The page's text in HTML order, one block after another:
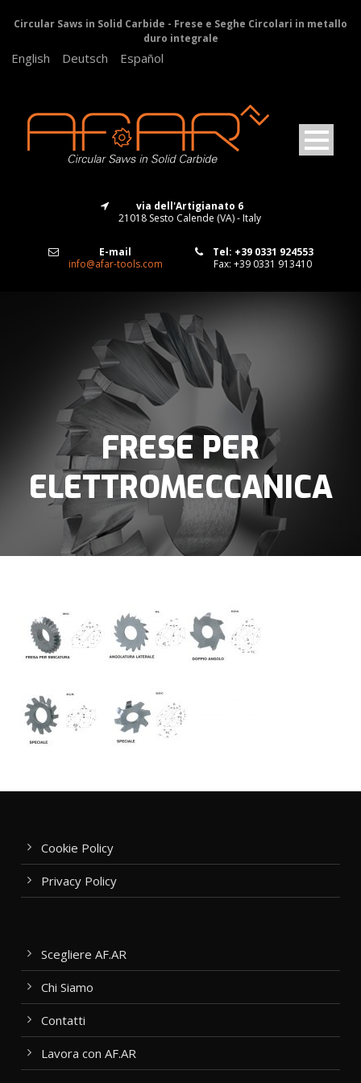
Circular Saws in Solid Carbide - Frese e Seghe Circolari in metallo
duro integrale
English Deutsch Español
via dell'Artigianato 6
21018 Sesto Calende (VA) - Italy
E-mail
info@afar-tools.com
Tel: +39 0331 924553
Fax: +39 0331 913410
FRESE PER
ELETTROMECCANICA
Cookie Policy
Privacy Policy
Scegliere AF.AR
Chi Siamo
Contatti
Lavora con AF.AR